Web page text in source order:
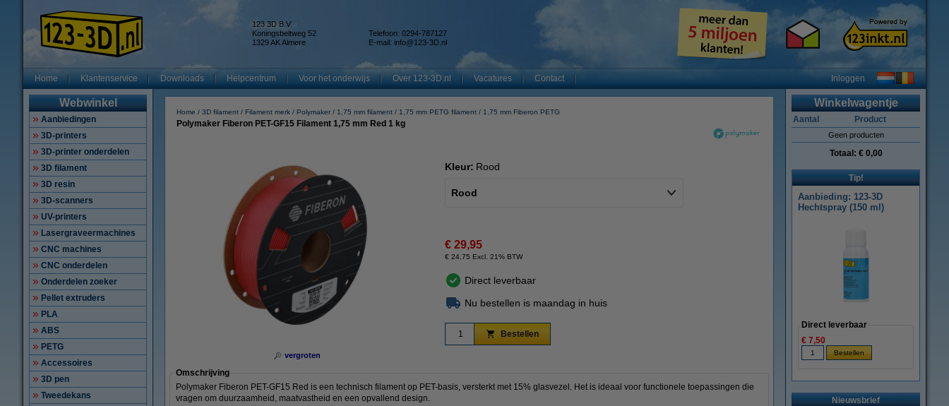
123 3D B.V.
Koningsbeltweg 52
1329 AK Almere
Telefoon: 0294-787127
E-mail: info@123-3D.nl
Home Klantenservice Downloads Helpcentrum Voor het onderwijs Over 123-3D.nl Vacatures Contact Inloggen
Webwinkel
Aanbiedingen
3D-printers
3D-printer onderdelen
3D filament
3D resin
3D-scanners
UV-printers
Lasergraveermachines
CNC machines
CNC onderdelen
Onderdelen zoeker
Pellet extruders
PLA
ABS
PETG
Accessoires
3D pen
Tweedekans
Home 3D filament Filament merk Polymaker 1,75 mm filament 1,75 mm PETG filament 1,75 mm Fiberon PETG
Polymaker Fiberon PET-GF15 Filament 1,75 mm Red 1 kg
vergroten
Kleur: Rood
Rood
€ 29,95
€ 24,75 Excl. 21% BTW
Direct leverbaar
Nu bestellen is maandag in huis
Bestellen
Omschrijving
Polymaker Fiberon PET-GF15 Red is een technisch filament op PET-basis, versterkt met 15% glasvezel. Het is ideaal voor functionele toepassingen die
vragen om duurzaamheid, maatvastheid en een opvallend design.
Winkelwagentje
Aantal Product
Geen producten
Totaal: € 0,00
Tip!
Aanbieding: 123-3D
Hechtspray (150 ml)
Direct leverbaar
€ 7,50
Nieuwsbrief